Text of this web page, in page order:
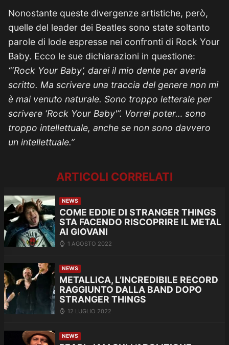
Nonostante queste divergenze artistiche, però,
quelle del leader dei Beatles sono state soltanto
parole di lode espresse nei confronti di Rock Your
Baby. Ecco le sue dichiarazioni in questione:
“‘Rock Your Baby’, darei il mio dente per averla
scritto. Ma scrivere una traccia del genere non mi
è mai venuto naturale. Sono troppo letterale per
scrivere ‘Rock Your Baby'”. Vorrei poter… sono
troppo intellettuale, anche se non sono davvero
un intellettuale.”
ARTICOLI CORRELATI
NEWS
COME EDDIE DI STRANGER THINGS
STA FACENDO RISCOPRIRE IL METAL
AI GIOVANI
1 AGOSTO 2022
NEWS
METALLICA, L’INCREDIBILE RECORD
RAGGIUNTO DALLA BAND DOPO
STRANGER THINGS
12 LUGLIO 2022
NEWS